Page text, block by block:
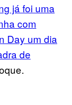
já foi uma
com
Day um dia
de